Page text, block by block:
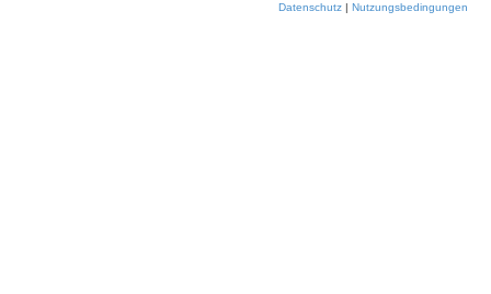
Datenschutz | Nutzungsbedingungen